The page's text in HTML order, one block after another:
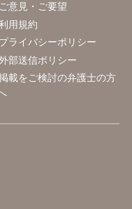
ご意見・ご要望
用規約
プライバシーポリシー
部送信ポリシー
載をご検討の弁護士の方